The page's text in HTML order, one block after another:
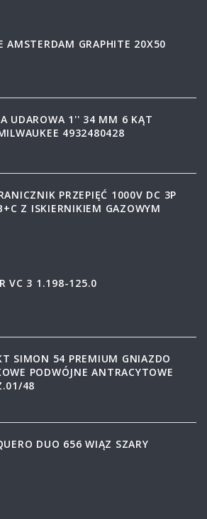
AMSTERDAM GRAPHITE 20X50
UDAROWA 1'' 34 MM 6 KĄT
4932480428
PRZEPIĘĆ 1000V DC 3P
Z ISKIERNIKIEM GAZOWYM
VC 3 1.198-125.0
SIMON 54 PREMIUM GNIAZDO
PODWÓJNE ANTRACYTOWE
48
DUO 656 WIĄZ SZARY